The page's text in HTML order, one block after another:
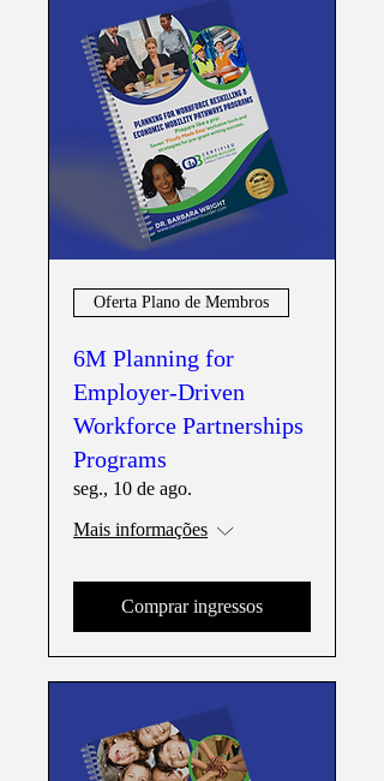
Oferta Plano de Membros
6M Planning for
Employer-Driven
Workforce Partnerships
Programs
seg., 10 de ago.
Mais informações
Comprar ingressos